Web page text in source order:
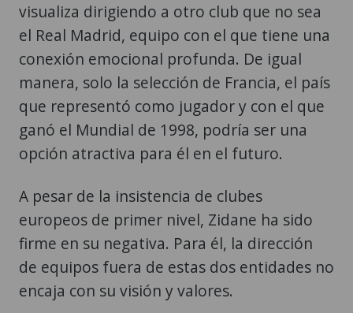
visualiza dirigiendo a otro club que no sea
el Real Madrid, equipo con el que tiene una
conexión emocional profunda. De igual
manera, solo la selección de Francia, el país
que representó como jugador y con el que
ganó el Mundial de 1998, podría ser una
opción atractiva para él en el futuro.
A pesar de la insistencia de clubes
europeos de primer nivel, Zidane ha sido
firme en su negativa. Para él, la dirección
de equipos fuera de estas dos entidades no
encaja con su visión y valores.